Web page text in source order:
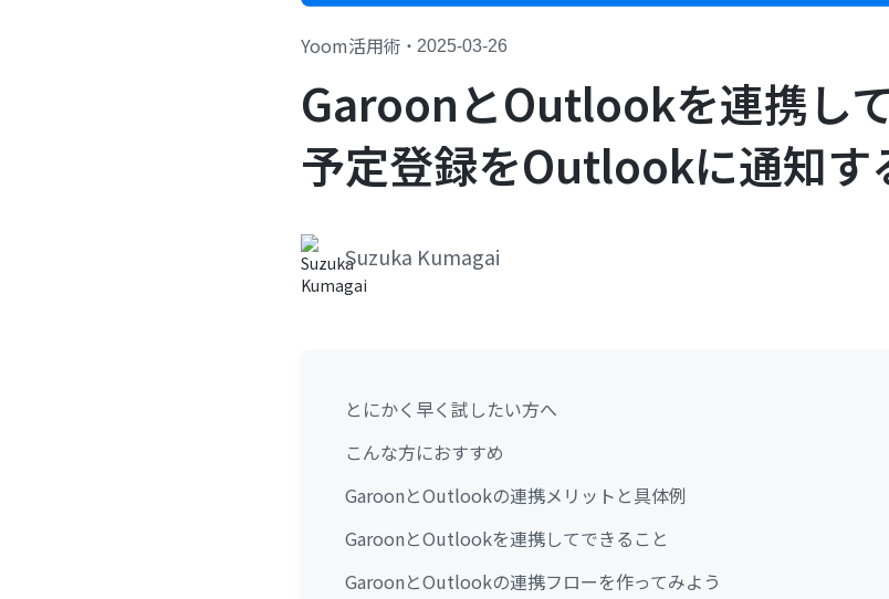
Yoom活用術 ・ 2025-03-26
GaroonとOutlookを連携し
予定登録をOutlookに通知す
Suzuka Kumagai
とにかく早く試したい方へ
こんな方におすすめ
GaroonとOutlookの連携メリットと具体例
GaroonとOutlookを連携してできること
GaroonとOutlookの連携フローを作ってみよう